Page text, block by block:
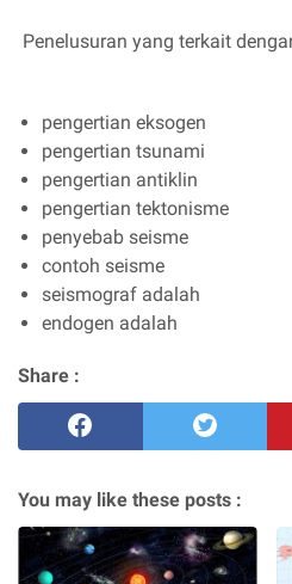
Penelusuran yang terkait
pengertian eksogen
pengertian tsunami
pengertian antiklin
pengertian tektonisme
penyebab seisme
contoh seisme
seismograf adalah
endogen adalah
Share :
You may like these posts :